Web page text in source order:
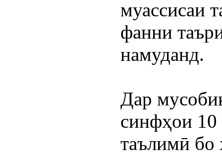
муассисаи
фанни
намуданд.
Дар
синфҳои 10
таълимӣ бо